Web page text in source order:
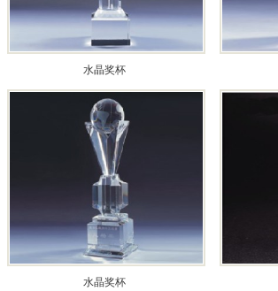
水晶奖杯
水晶奖杯